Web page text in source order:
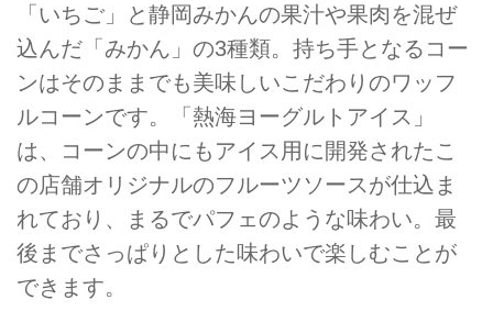
「いちご」と静岡みかんの果汁や果肉を混ぜ
込んだ「みかん」の3種類。持ち手となるコー
ンはそのままでも美味しいこだわりのワッフ
ルコーンです。「熱海ヨーグルトアイス」
は、コーンの中にもアイス用に開発されたこ
の店舗オリジナルのフルーツソースが仕込ま
れており、まるでパフェのような味わい。最
後までさっぱりとした味わいで楽しむことが
できます。